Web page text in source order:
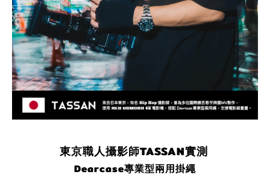
東京職人攝影師TASSAN實測
Dearcase專業型兩用掛繩